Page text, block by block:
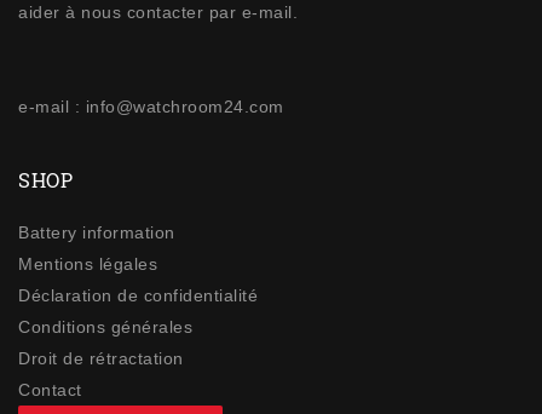
aider à nous contacter par e-mail.
e-mail : info@watchroom24.com
SHOP
Battery information
Mentions légales
Déclaration de confidentialité
Conditions générales
Droit de rétractation
Contact